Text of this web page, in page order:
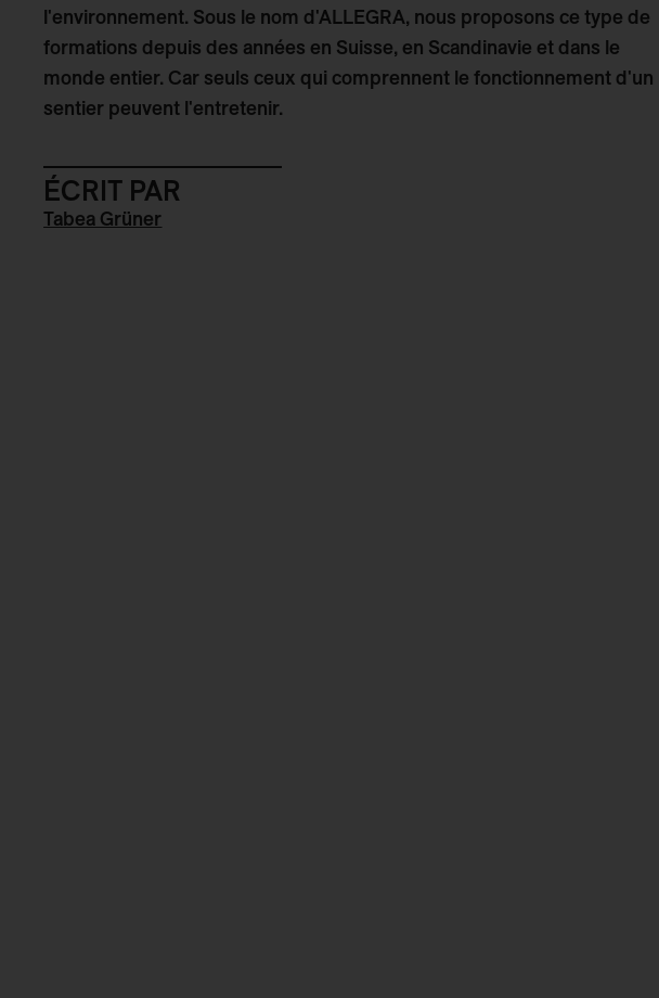
l'environnement. Sous le nom d'ALLEGRA, nous proposons ce type de
formations depuis des années en Suisse, en Scandinavie et dans le
monde entier. Car seuls ceux qui comprennent le fonctionnement d'un
sentier peuvent l'entretenir.
ÉCRIT PAR
Tabea Grüner